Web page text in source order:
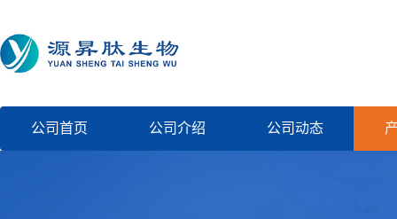
公司首页 公司介绍 公司动态